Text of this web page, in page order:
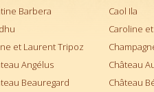
Alain Graillot
Domaine Alain Voge
Albert Boxler
Anne Gros
Antoine Jobard
Barbera
Caol Ila
Caroline
et Laurent Tripoz
Angélus
Château
Beauregard
Château